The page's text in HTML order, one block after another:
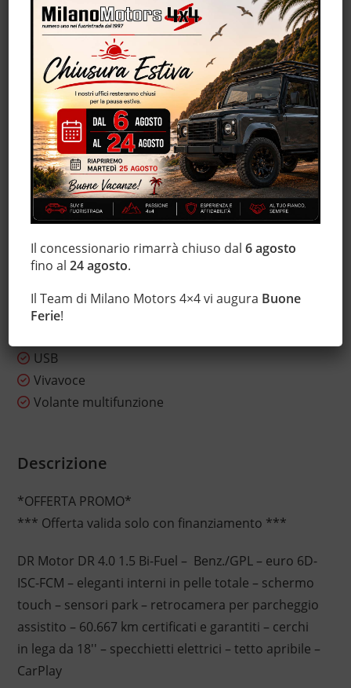
Luci diurne
Marmitta catalitica
Monitoraggio pressione pneumatici
MP3
Regolazione elettrica sedili
Schermo multifunzione interamente digitale
Sedile posteriore sdoppiato
Sensori di parcheggio posteriori
Servosterzo
Sistema di visione notturna
Sound system
Specchietti laterali elettrici
Start/Stop Automatico
Telecamera per parcheggio assistito
Tettuccio apribile
USB
Vivavoce
Volante multifunzione
Descrizione
*OFFERTA PROMO*
*** Offerta valida solo con finanziamento ***
DR Motor DR 4.0 1.5 Bi-Fuel – Benz./GPL – euro 6D-
ISC-FCM – eleganti interni in pelle totale – schermo
touch – sensori park – retrocamera per parcheggio
assistito – 60.667 km certificati e garantiti – cerchi
in lega da 18'' – specchietti elettrici – tetto apribile –
CarPlay
Il concessionario rimarrà chiuso dal6 agosto
fino al24 agosto.
Il Team di Milano Motors 4×4 vi augura Buone
Ferie!